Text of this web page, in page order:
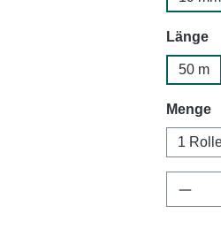
Länge
50 m
Menge
1